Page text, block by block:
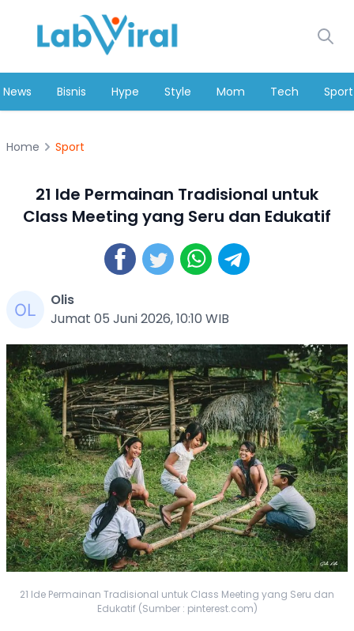
News Bisnis Hype Style Mom Tech Sport
Home Sport
21 Ide Permainan Tradisional untuk
Class Meeting yang Seru dan Edukatif
Olis
Jumat 05 Juni 2026, 10:10 WIB
21 Ide Permainan Tradisional untuk Class Meeting yang Seru dan
Edukatif (Sumber : pinterest.com)